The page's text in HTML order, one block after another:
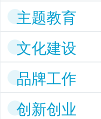
主题教育
文化建设
品牌工作
创新创业